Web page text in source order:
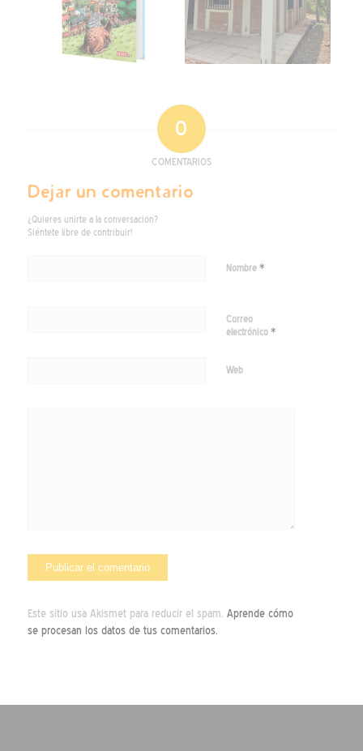
0
COMENTARIOS
Dejar un comentario
¿Quieres unirte a la conversación?
Siéntete libre de contribuir!
Nombre *
Correo
electrónico *
Web
Este sitio usa Akismet para reducir el spam. Aprende cómo
se procesan los datos de tus comentarios.